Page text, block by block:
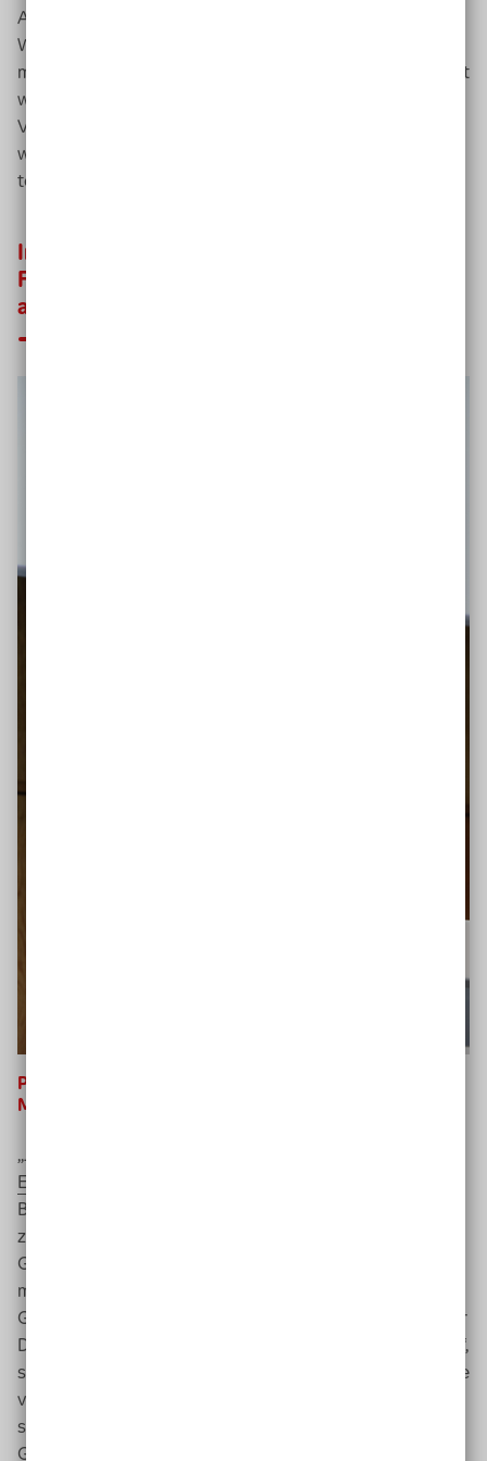
All diese Entwicklungen entstehen in naher Zukunft.
Wollen wir eine inklusive und vielfältige Gesellschaft,
müssen diese Entwicklungen auch jetzt inklusiv gestaltet
werden. „Dabei zeigen verschiedene Studien, dass mehr
Vielfalt für mehr Zufriedenheit in der Bevölkerung sorgt,
wenn alle beteiligt sind und am gesellschaftlichen Leben
teilhaben können“, berichtete Cornelia Daheim.
Input
Formationen urbaner Begegnungsräume
am Beispiel von Tokio“
Prof. Dr. Evelyn Schulz, Japan-Zentrum,
München
„Japan ist die älteste Gesellschaft der Erde“, begann
Evelyn Schulz
Bevölkerung ist 65 Jahre oder älter.“ Jüngere Menschen
ziehen in die Städte, alteingesessene werden verdrängt.
Gleichzeitig lösen sich alte Familienstrukturen auf, in der
mehrere Generationen zusammengewohnt haben. „Die
Gesellschaft in Japan verändert sich immer mehr zu einer
Differenzgesellschaft, in der jeder für sich alleine wohnt“,
sagte Schulz. Altersarmut, Vereinsamung, eine hohe Rate
von jungen Alleinstehenden und der Geburtenrückgang
sind weitere drängende Probleme in der japanischen
Gesellschaft. Etwa 70 Prozent der Japaner wohnen in